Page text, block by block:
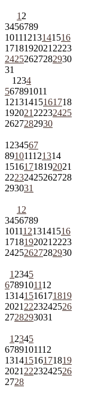
1 2
3456789
10111213141516
1718192021 2223
24252627282930
31
1 234
567891011
12131415161718
192021 22232425
2627282930
1 234567
891011121314
15161718192021
22232425262728
293031
1 2
3456789
10111213141516
1718192021 2223
24252627282930
1 2345
6789101112
13141516171819
2021 2223242526
2728293031
1 2345
6789101112
13141516171819
2021 2223242526
2728